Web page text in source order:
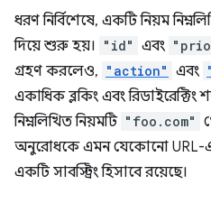
ধরণ নির্বিশেষে, একটি নিয়ম
দিয়ে শুরু হয়। "id" এবং
গ্রহণ করলেও, "action" এবং
একাধিক ব্লকিং এবং রিডাইরেক্টিং
নিম্নলিখিত নিয়মটি "foo.com"
অনুরোধকে এমন যেকোনো URL-এ
একটি সাবস্ট্রিং হিসাবে রয়েছে।